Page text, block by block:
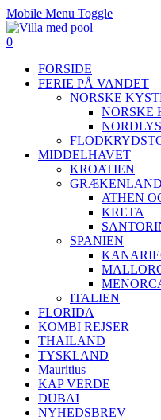
Mobile Menu Toggle
0
FORSIDE
FERIE PÅ VANDET
NORSKE
NORSKE
NORDLYS
MIDDELHAVET
KROATIEN
GRÆKENLAND
ATHEN
KRETA
SPANIEN
ITALIEN
FLORIDA
KOMBI REJSER
THAILAND
TYSKLAND
Mauritius
KAP VERDE
DUBAI
NYHEDSBREV